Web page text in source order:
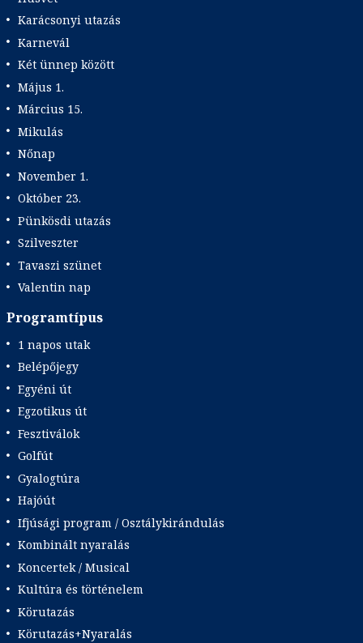
Karácsonyi utazás
Karnevál
Két ünnep között
Május 1.
Március 15.
Mikulás
Nőnap
November 1.
Október 23.
Pünkösdi utazás
Szilveszter
Tavaszi szünet
Valentin nap
Programtípus
1 napos utak
Belépőjegy
Egyéni út
Egzotikus út
Fesztiválok
Golfút
Gyalogtúra
Hajóút
Ifjúsági program / Osztálykirándulás
Kombinált nyaralás
Koncertek / Musical
Kultúra és történelem
Körutazás
Körutazás+Nyaralás